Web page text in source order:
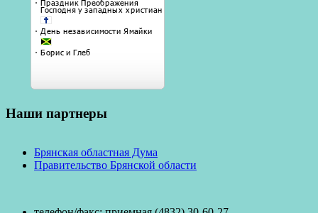
Наши партнеры
Брянская областная Дума
Правительство Брянской области